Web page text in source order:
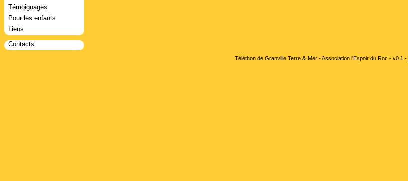
Témoignages
Pour les enfants
Liens
Contacts
Téléthon de Granville Terre & Mer - Association l'Espoir du Roc - v0.1 -